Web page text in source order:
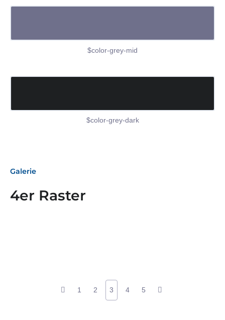
$color-grey-mid
$color-grey-dark
Galerie
4er Raster
1 2 3 4 5